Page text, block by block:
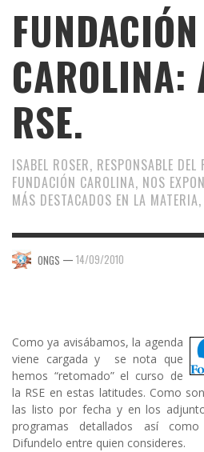
FUNDACIÓN
CAROLINA:
RSE.
ISABEL ROSER, RESPONSABLE
FUNDACIÓN CAROLINA, NOS
MÁS DESTACADOS EN LA
ONGS — 14/09/2010
Como ya avisábamos, la agenda
viene cargada y se nota que
hemos “retomado” el curso de
la RSE en estas latitudes. Como
las listo por fecha y en los
programas detallados así
Difundelo entre quien consideres.